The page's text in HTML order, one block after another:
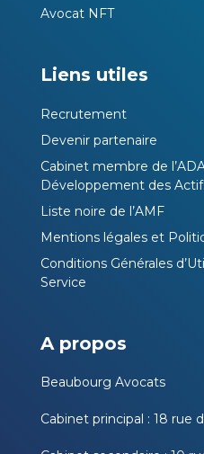
Avocat NFT
Liens utiles
Recrutement
Devenir partenaire
Cabinet membre de
Développement des
Liste noire de l’AMF
Mentions légales et
Conditions Générales
Service
A propos
Beaubourg Avocats
Cabinet principal : 18 rue